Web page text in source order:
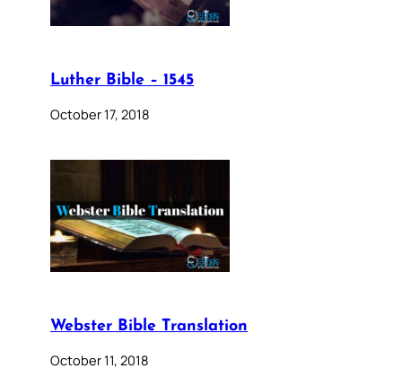
Luther Bible – 1545
October 17, 2018
Webster Bible Translation
October 11, 2018